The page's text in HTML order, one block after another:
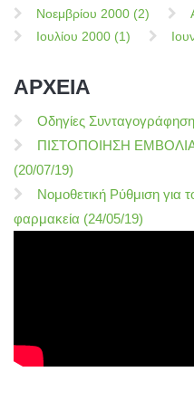
Νοεμβρίου 2000 (2)
Ιουλίου 2000 (1)
ΑΡΧΕΙΑ
Οδηγίες
ΠΙΣΤΟΠΟΙΗΣΗ
(20/07/19)
Νομοθετική Ρύθμιση για
φαρμακεία (24/05/19)